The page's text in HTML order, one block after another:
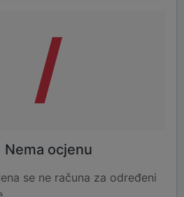
/
Nema ocjenu
se ne računa za određeni